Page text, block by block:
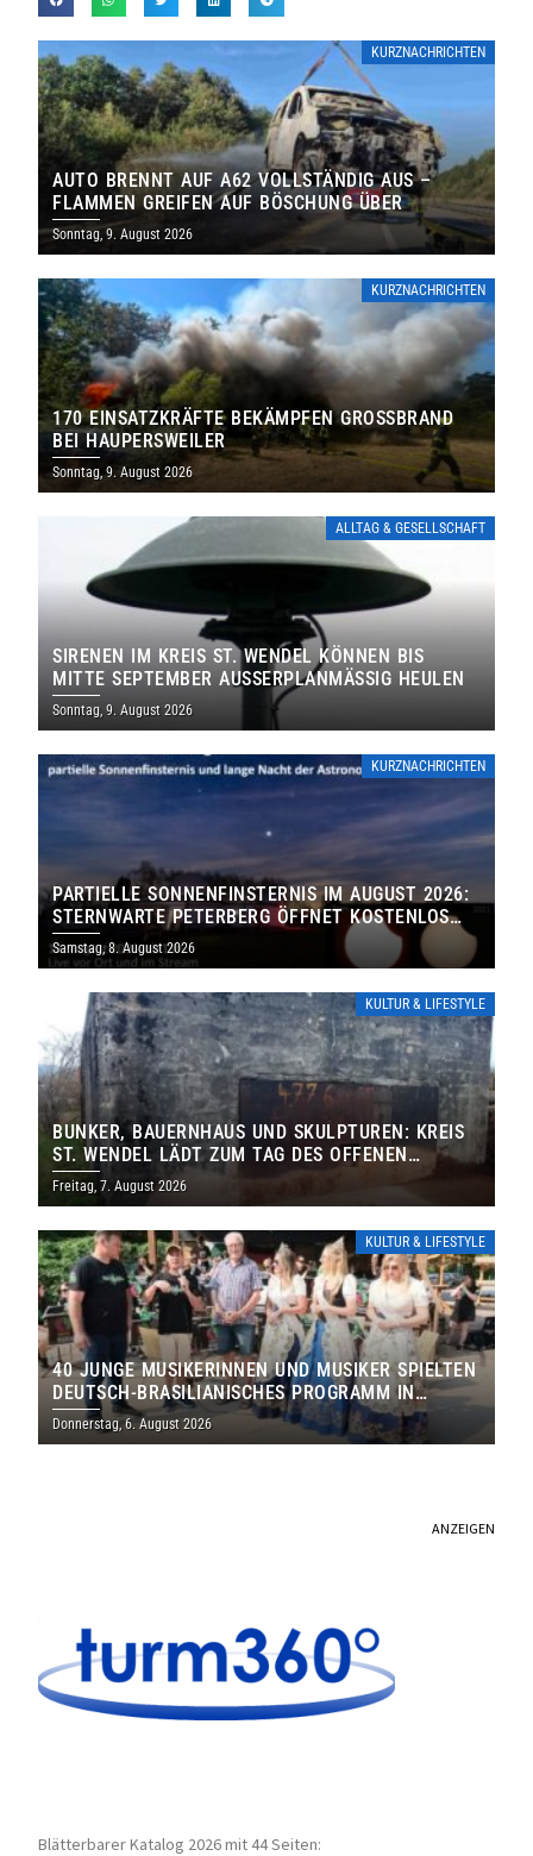
KURZNACHRICHTEN
AUTO BRENNT AUF A62 VOLLSTÄNDIG AUS –
FLAMMEN GREIFEN AUF BÖSCHUNG ÜBER
Sonntag, 9. August 2026
KURZNACHRICHTEN
170 EINSATZKRÄFTE BEKÄMPFEN GROSSBRAND B
EI HAUPERSWEILER
Sonntag, 9. August 2026
ALLTAG & GESELLSCHAFT
SIRENEN IM KREIS ST. WENDEL KÖNNEN BIS
MITTE SEPTEMBER AUSSERPLANMÄSSIG HEULEN
Sonntag, 9. August 2026
KURZNACHRICHTEN
PARTIELLE SONNENFINSTERNIS IM AUGUST 2026:
STERNWARTE PETERBERG ÖFFNET KOSTENLOS
IHRE TORE
Samstag, 8. August 2026
KULTUR & LIFESTYLE
BUNKER, BAUERNHAUS UND SKULPTUREN: KREIS
ST. WENDEL LÄDT ZUM TAG DES OFFENEN
DENKMALS EIN
Freitag, 7. August 2026
KULTUR & LIFESTYLE
40 JUNGE MUSIKERINNEN UND MUSIKER SPIELTEN
DEUTSCH-BRASILIANISCHES PROGRAMM IN
THOLEY
Donnerstag, 6. August 2026
ANZEIGEN
Blätterbarer Katalog 2026 mit 44 Seiten: